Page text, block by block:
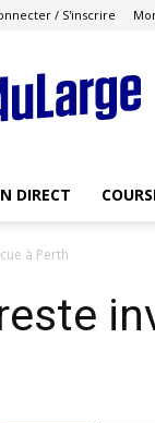
/ S'inscrire
Course
DIRECT
à Perth